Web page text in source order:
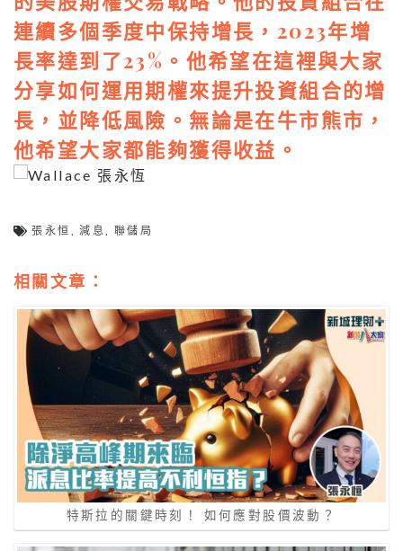
連續多個季度中保持增長，2023年增
長率達到了23%。他希望在這裡與大家
分享如何運用期權來提升投資組合的增
長，並降低風險。無論是在牛市熊市，
他希望大家都能夠獲得收益。
張永恒 ,減息 ,聯儲局
相關文章：
特斯拉的關鍵時刻！ 如何應對股價波動？